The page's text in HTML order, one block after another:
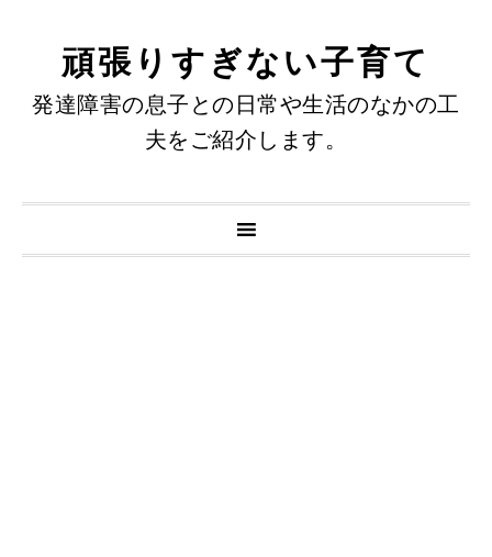
頑張りすぎない子育て
発達障害の息子との日常や生活のなかの工
夫をご紹介します。